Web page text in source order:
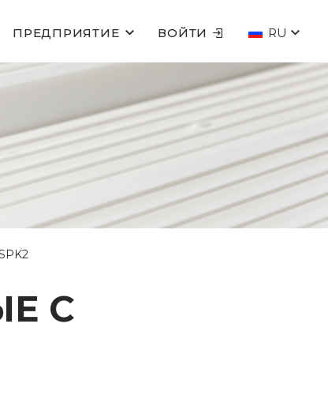
ПРЕДПРИЯТИЕ ВОЙТИ RU
С